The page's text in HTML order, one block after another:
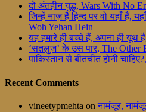
दो अंतहीन युद्ध, Wars With No
जिन्हें नाज़ है हिन्द पर वो यहाँ हैं,
Woh Yehan Hein
यह हमारे ही बच्चे हैं, अपना ही यूथ
‘सतलुज’ के उस पार, The Other
पाकिस्तान से बीतचीत होनी
Recent Comments
vineetypmehta on नामंजूर,